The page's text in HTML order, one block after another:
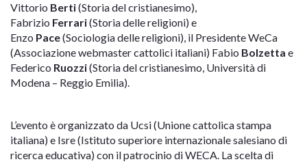
Vittorio Berti(Storia del cristianesimo),
Fabrizio Ferrari(Storia delle religioni) e
Enzo Pace(Sociologia delle religioni), il Presidente WeCa
(Associazione webmaster cattolici italiani) Fabio Bolzetta e
Federico Ruozzi(Storia del cristianesimo, Università di
Modena – Reggio Emilia).
L’evento è organizzato da Ucsi (Unione cattolica stampa
italiana) e Isre (Istituto superiore internazionale salesiano di
ricerca educativa) con il patrocinio di WECA. La scelta di